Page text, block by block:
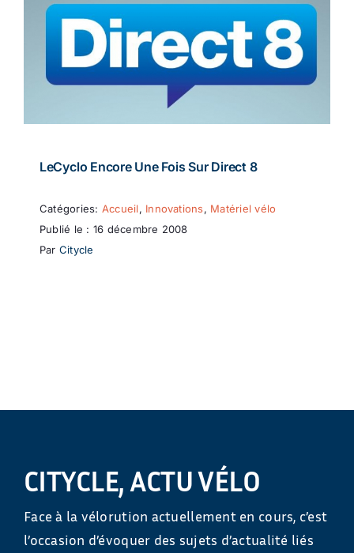
LeCyclo Encore Une Fois Sur Direct 8
Catégories: Accueil, Innovations, Matériel vélo
Publié le : 16 décembre 2008
Par Citycle
CITYCLE, ACTU VÉLO
Face à la vélorution actuellement en cours, c’est
l’occasion d’évoquer des sujets d’actualité liés